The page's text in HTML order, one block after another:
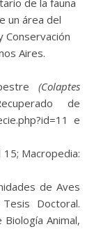
de la fauna
un área del
Conservación
Aires.
(Colaptes
de
e
Macropedia:
de Aves
Doctoral.
Animal,